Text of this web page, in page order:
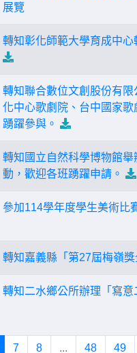
展覽
轉知彰化師範大學育成中
轉知聯合數位文創股份有
化中心歌劇院、台中國家
踴躍參與。
轉知國立自然科學博物館
動，歡迎各班踴躍申請。
參加114學年度學生美術比
轉知嘉義縣「第27屆梅嶺
轉知二水鄉公所辦理「寫
7 8 ... 48 49